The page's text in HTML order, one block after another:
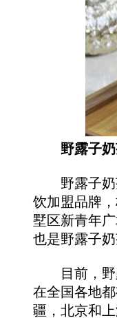
野露子
野露子奶
饮加盟品牌
墅区新青年
也是野露子奶
目前，野
在全国各地
疆，北京和